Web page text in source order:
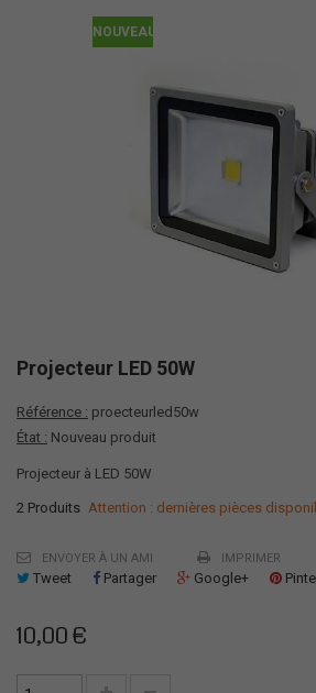
NOUVEAU
Projecteur LED 50W
Référence : proecteurled50w
État : Nouveau produit
Projecteur à LED 50W
2 Produits Attention : dernières pièces
ENVOYER À UN AMI IMPRIMER
Tweet Partager Google+
10,00 €